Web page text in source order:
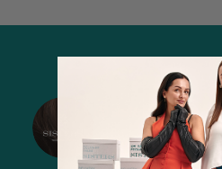
Підписатися